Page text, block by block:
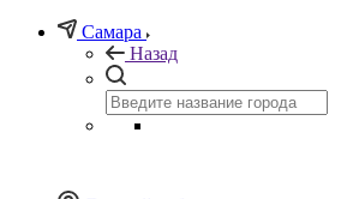
Самара
Назад